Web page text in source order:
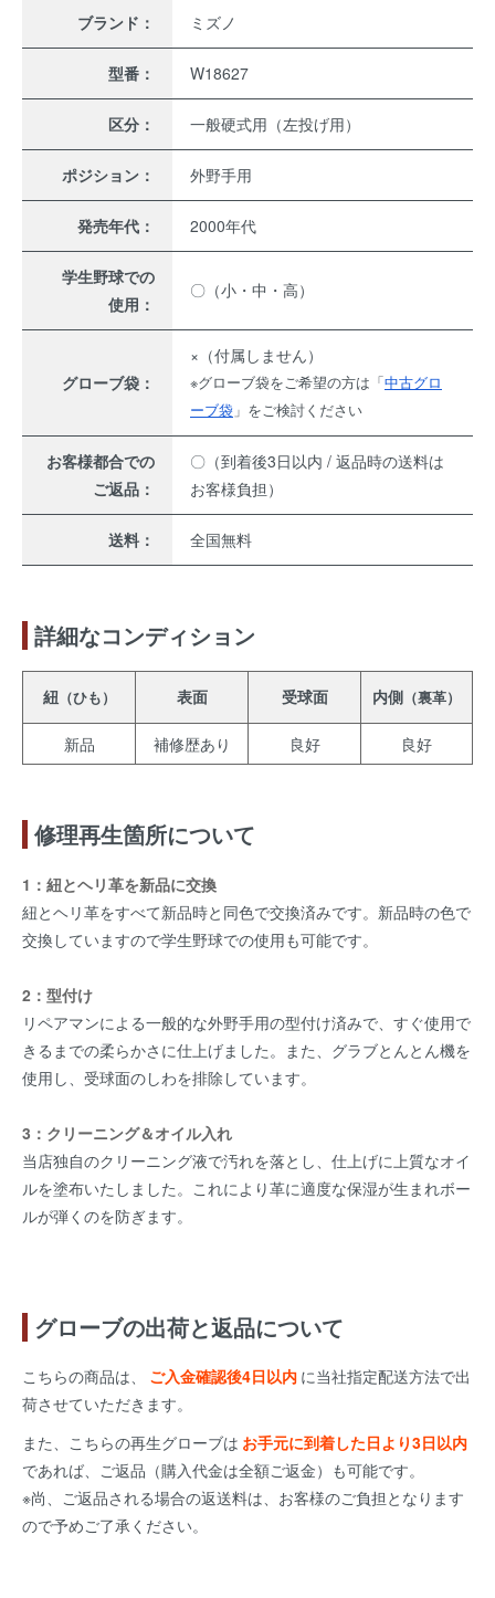
ブランド： ミズノ
型番： W18627
区分： 一般硬式用（左投げ用）
ポジション： 外野手用
発売年代： 2000年代
学生野球での
使用：
〇（小・中・高）
グローブ袋：
×（付属しません）
※グローブ袋をご希望の方は「中古グロ
ーブ袋 」をご検討ください
お客様都合での
ご返品：
〇（到着後3日以内 / 返品時の送料は
お客様負担）
送料： 全国無料
詳細なコンディション
紐（ひも） 表面 受球面 内側 （裏革）
新品 補修歴あり 良好 良好
修理再生箇所について
1：紐とヘリ革を新品に交換
紐とヘリ革をすべて新品時と同色で交換済みです。新品時の色で
交換していますので学生野球での使用も可能です。
2：型付け
リペアマンによる一般的な外野手用の型付け済みで、すぐ使用で
きるまでの柔らかさに仕上げました。また、グラブとんとん機を
使用し、受球面のしわを排除しています。
3：クリーニング＆オイル入れ
当店独自のクリーニング液で汚れを落とし、仕上げに上質なオイ
ルを塗布いたしました。これにより革に適度な保湿が生まれボー
ルが弾くのを防ぎます。
グローブの出荷と返品について
こちらの商品は、 ご入金確認後4日以内 に当社指定配送方法で出
荷させていただきます。
また、こちらの再生グローブは お手元に到着した日より3日以内
であれば、ご返品（購入代金は全額ご返金）も可能です。
※尚、ご返品される場合の返送料は、お客様のご負担となります
ので予めご了承ください。